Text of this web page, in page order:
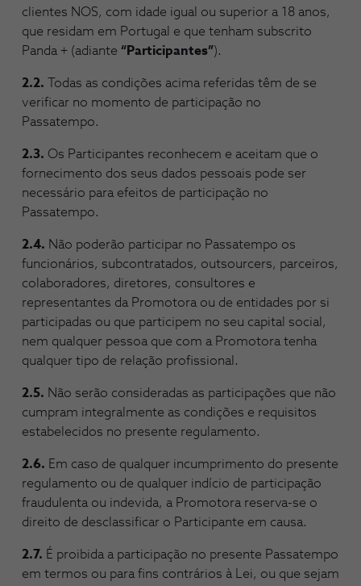
clientes NOS, com idade igual ou superior a 18 anos,
que residam em Portugal e que tenham subscrito
Panda + (adiante “Participantes”).
2.2.
Todas as condições acima referidas têm de se
verificar no momento de participação no
Passatempo.
2.3. Os Participantes reconhecem e aceitam que o
fornecimento dos seus dados pessoais pode ser
necessário para efeitos de participação no
Passatempo.
2.4. Não poderão participar no Passatempo os
funcionários, subcontratados, outsourcers, parceiros,
colaboradores, diretores, consultores e
representantes da Promotora ou de entidades por si
participadas ou que participem no seu capital social,
nem qualquer pessoa que com a Promotora tenha
qualquer tipo de relação profissional.
2.5. Não serão consideradas as participações que não
cumpram integralmente as condições e requisitos
estabelecidos no presente regulamento.
2.6. Em caso de qualquer incumprimento do presente
regulamento ou de qualquer indício de participação
fraudulenta ou indevida, a Promotora reserva-se o
direito de desclassificar o Participante em causa.
2.7. É proibida a participação no presente Passatempo
em termos ou para fins contrários à Lei, ou que sejam